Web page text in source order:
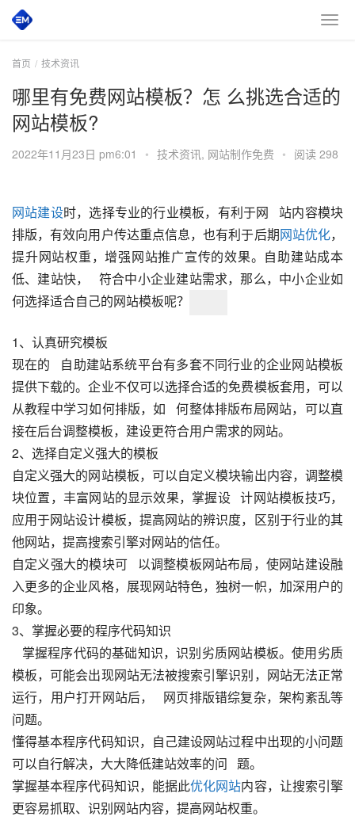
首页 技术资讯
哪里有免费网站模板？怎 么挑选合适的
网站模板?
2022年11月23日 pm6:01 • 技术资讯, 网站制作免费 • 阅读 298
网站建设时，选择专业的行业模板，有利于网   站内容模块
排版，有效向用户传达重点信息，也有利于后期网站优化，
提升网站权重，增强网站推广宣传的效果。自助建站成本
低、建站快，   符合中小企业建站需求，那么，中小企业如
何选择适合自己的网站模板呢？
1、认真研究模板
现在的   自助建站系统平台有多套不同行业的企业网站模板
提供下载的。企业不仅可以选择合适的免费模板套用，可以
从教程中学习如何排版，如   何整体排版布局网站，可以直
接在后台调整模板，建设更符合用户需求的网站。
2、选择自定义强大的模板
自定义强大的网站模板，可以自定义模块输出内容，调整模
块位置，丰富网站的显示效果，掌握设   计网站模板技巧，
应用于网站设计模板，提高网站的辨识度，区别于行业的其
他网站，提高搜索引擎对网站的信任。
自定义强大的模块可   以调整模板网站布局，使网站建设融
入更多的企业风格，展现网站特色，独树一帜，加深用户的
印象。
3、掌握必要的程序代码知识
模板，可能会出现网站无法被搜索引擎识别，网站无法正常
运行，用户打开网站后，   网页排版错综复杂，架构紊乱等
问题。
懂得基本程序代码知识，自己建设网站过程中出现的小问题
可以自行解决，大大降低建站效率的问   题。
掌握基本程序代码知识，能据此优化网站内容，让搜索引擎
更容易抓取、识别网站内容，提高网站权重。